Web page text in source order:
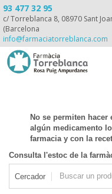
93 477 32 95
c/ Torreblanca 8, 08970 Sant
(Barcelona
info@farmaciatorreblanca.com
No se permiten
algún medicamento
farmacia y con la
Consulta l'estoc de la
Cercador